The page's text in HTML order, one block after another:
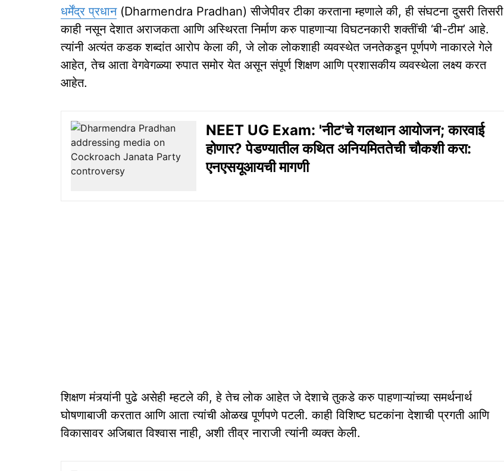
धर्मेंद्र प्रधान(Dharmendra Pradhan) सीजेपीवर टीका करताना म्हणाले की, ही संघटना दुसरी तिसरी
काही नसून देशात अराजकता आणि अस्थिरता निर्माण करु पाहणाऱ्या विघटनकारी शक्तींची ‘बी-टीम’ आहे.
त्यांनी अत्यंत कडक शब्दांत आरोप केला की, जे लोक लोकशाही व्यवस्थेत जनतेकडून पूर्णपणे नाकारले गेले
आहेत, तेच आता वेगवेगळ्या रुपात समोर येत असून संपूर्ण शिक्षण आणि प्रशासकीय व्यवस्थेला लक्ष्य करत
आहेत.
NEET UG Exam: 'नीट'चे गलथान आयोजन; कारवाई
होणार? पेडण्यातील कथित अनियमिततेची चौकशी करा:
एनएसयूआयची मागणी
शिक्षण मंत्र्यांनी पुढे असेही म्हटले की, हे तेच लोक आहेत जे देशाचे तुकडे करु पाहणाऱ्यांच्या समर्थनार्थ
घोषणाबाजी करतात आणि आता त्यांची ओळख पूर्णपणे पटली. काही विशिष्ट घटकांना देशाची प्रगती आणि
विकासावर अजिबात विश्वास नाही, अशी तीव्र नाराजी त्यांनी व्यक्त केली.